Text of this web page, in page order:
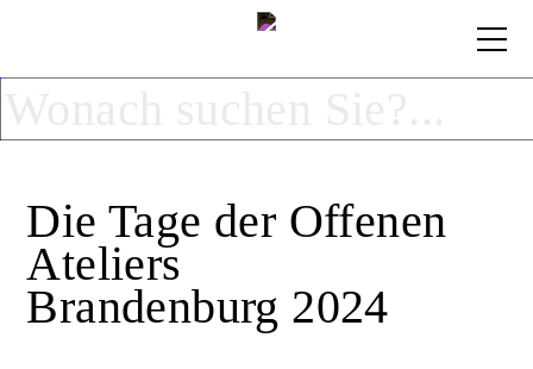
Die Tage der Offenen
Ateliers
Brandenburg 2024